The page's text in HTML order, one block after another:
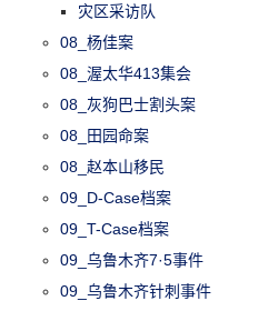
灾区采访队
08_杨佳案
08_渥太华413集会
08_灰狗巴士割头案
08_田园命案
08_赵本山移民
09_D-Case档案
09_T-Case档案
09_乌鲁木齐7·5事件
09_乌鲁木齐针刺事件